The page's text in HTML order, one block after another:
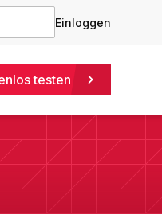
Einloggen
testen